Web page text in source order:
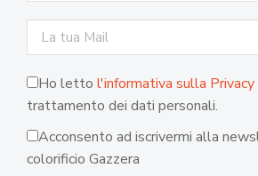
Ho letto l'informativa sulla Privacy
trattamento dei dati personali.
Acconsento ad iscrivermi alla
colorificio Gazzera